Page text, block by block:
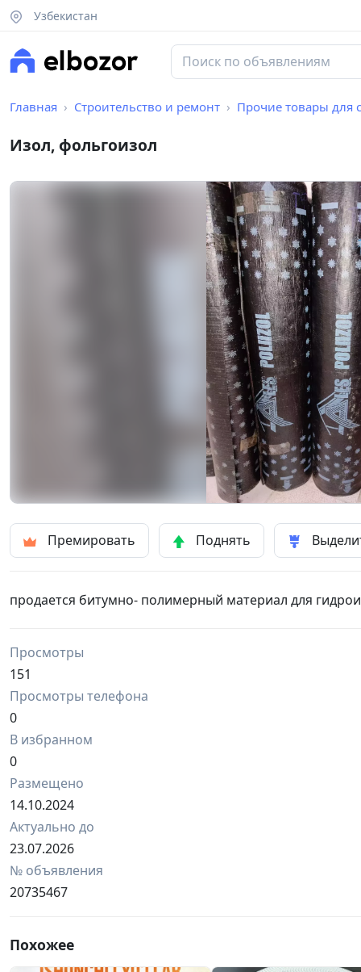
Узбекистан
Главная Строительство и ремонт Прочие товары для
Изол, фольгоизол
Премировать Поднять
продается битумно- полимерный материал для
Просмотры
151
Просмотры телефона
0
В избранном
0
Размещено
14.10.2024
Актуально до
23.07.2026
№ объявления
20735467
Похожее